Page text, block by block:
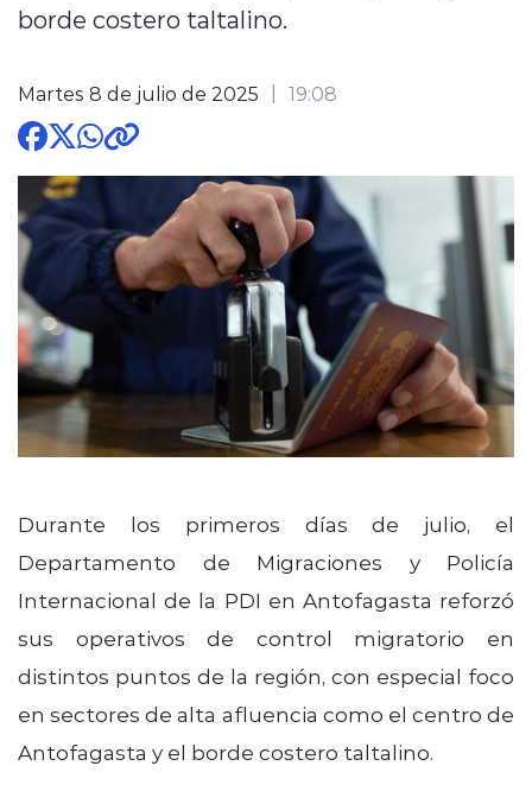
Deportes
modo claro
borde costero taltalino.
Martes 8 de julio de 2025 19:08
Durante los primeros días de julio, el
Departamento de Migraciones y Policía
Internacional de la PDI en Antofagasta reforzó
sus operativos de control migratorio en
distintos puntos de la región, con especial foco
en sectores de alta afluencia como el centro de
Antofagasta y el borde costero taltalino.